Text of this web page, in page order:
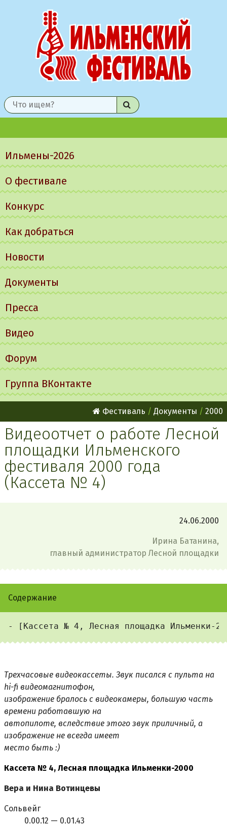
Найти
меню
Ильмены-2026
О фестивале
Конкурс
Как добраться
Новости
Документы
Пресса
Видео
Форум
Группа ВКонтакте
Фестиваль Документы 2000
Видеоотчет о работе Лесной
площадки Ильменского
фестиваля 2000 года
(Кассета № 4)
24.06.2000
Ирина Батанина,
главный администратор Лесной площадки
Содержание
Трехчасовые видеокассеты. Звук писался с пульта на
hi-fi видеомагнитофон,
изображение бралось с видеокамеры, большую часть
времени работавшую на
автопилоте, вследствие этого звук приличный, а
изображение не всегда имеет
место быть :)
Кассета № 4, Лесная площадка Ильменки-2000
Вера и Hина Вотинцевы
Сольвейг
0.00.12 — 0.01.43